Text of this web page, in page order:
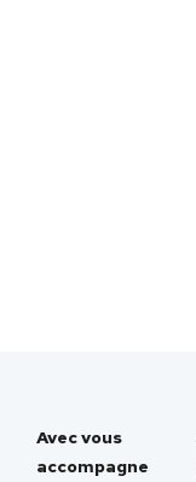
Avec vous
accompagne